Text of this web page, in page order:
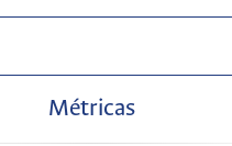
Métricas